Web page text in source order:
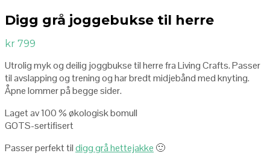
Digg grå joggebukse til herre
kr 799
Utrolig myk og deilig joggbukse til herre fra Living Crafts. Passer
til avslapping og trening og har bredt midjebånd med knyting.
Åpne lommer på begge sider.
Laget av 100 % økologisk bomull
GOTS-sertifisert
Passer perfekt tildigg grå hettejakke 🙂